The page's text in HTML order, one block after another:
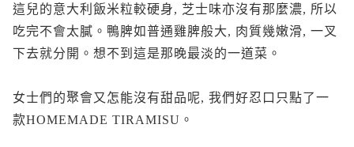
這兒的意大利飯米粒較硬身, 芝士味亦沒有那麼濃, 所以
吃完不會太膩。鴨脾如普通雞脾般大, 肉質幾嫩滑, 一叉
下去就分開。想不到這是那晚最淡的一道菜。
女士們的聚會又怎能沒有甜品呢, 我們好忍口只點了一
款HOMEMADE TIRAMISU。